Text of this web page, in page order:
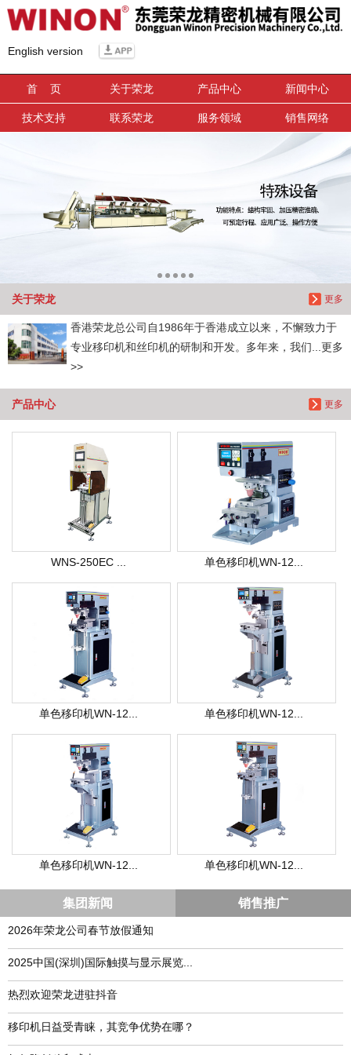
English version
首 页 关于荣龙 产品中心 新闻中心
技术支持 联系荣龙 服务领域 销售网络
更多
关于荣龙
香港荣龙总公司自1986年于香港成立以来，不懈致力于
专业移印机和丝印机的研制和开发。多年来，我们...更多
>>
更多
产品中心
WNS-250EC ... 单色移印机WN-12...
单色移印机WN-12... 单色移印机WN-12...
单色移印机WN-12... 单色移印机WN-12...
集团新闻 销售推广
2026年荣龙公司春节放假通知
​2025中国(深圳)国际触摸与显示展览...
热烈欢迎荣龙进驻抖音
移印机日益受青睐，其竞争优势在哪？
信息搜索
搜索